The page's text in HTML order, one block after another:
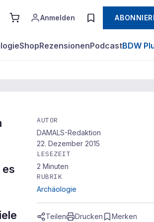
Anmelden
ShopRezensionenPodcastBDW
AUTOR
DAMALS-Redaktion
22. Dezember 2015
LESEZEIT
2 Minuten
RUBRIK
Archäologie
Teilen Drucken Merken